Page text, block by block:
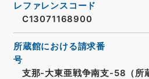
レファレンスコード
C13071168900
所蔵館における請求番
号
支那-大東亜戦争南支-58（所